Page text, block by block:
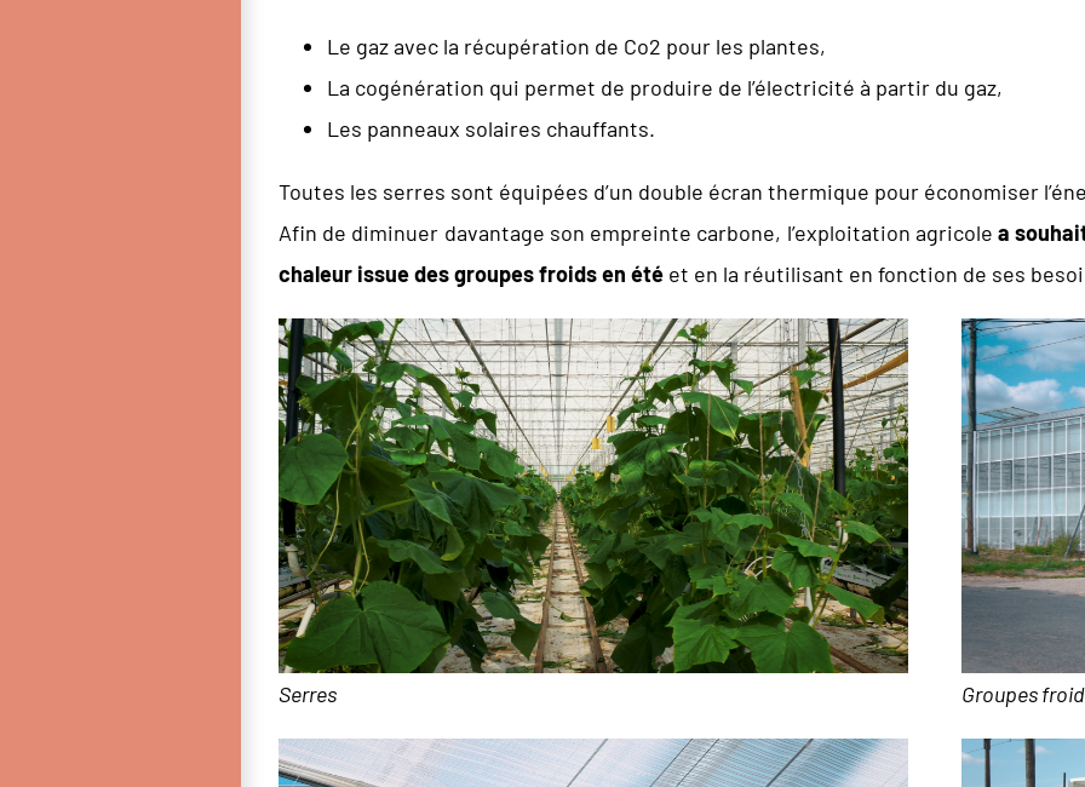
Le gaz avec la récupération de Co2 pour les plantes,
La cogénération qui permet de produire de l’électricité à partir du gaz,
Les panneaux solaires chauffants.
Toutes les serres sont équipées d’un double écran thermique pour économiser
Afin de diminuer davantage son empreinte carbone, l’exploitation agricolea
chaleur issue des groupes froids en étéet en la réutilisant en fonction de ses
Serres Groupes